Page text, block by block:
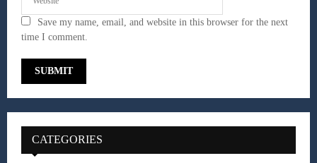
Save my name, email, and website in this browser for the next
time I comment.
CATEGORIES